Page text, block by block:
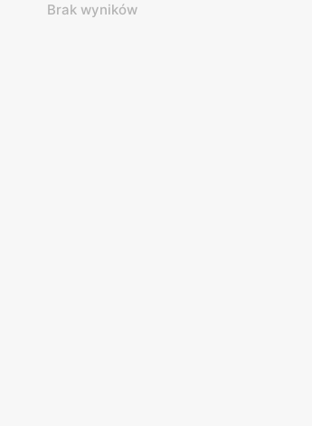
Brak wyników